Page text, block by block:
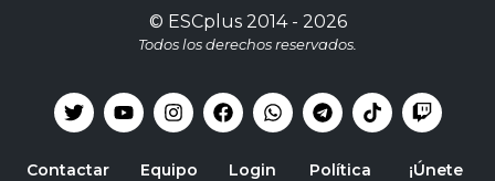
© ESCplus2014 - 2026
Todos los derechos reservados.
Contactar Equipo Login Política ¡Únete